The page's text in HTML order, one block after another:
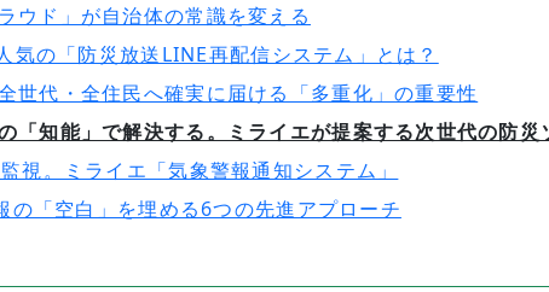
ウド」が自治体の常識を変える
の「防災放送LINE再配信システム」とは？
世代・全住民へ確実に届ける「多重化」の重要性
「知能」で解決する。ミライエが提案する次世代の防災
視。ミライエ「気象警報通知システム」
の「空白」を埋める6つの先進アプローチ